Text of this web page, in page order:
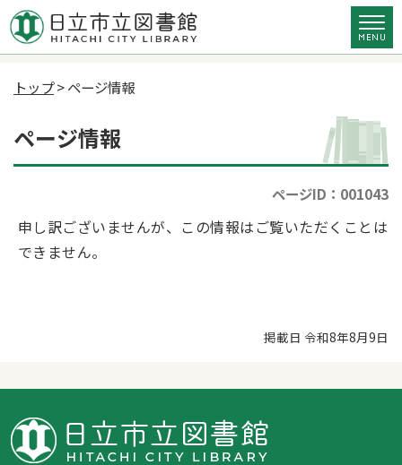
トップ> ページ情報
ページ情報
ページID：001043
申し訳ございませんが、この情報はご覧いただくことは
できません。
掲載日 令和8年8月9日